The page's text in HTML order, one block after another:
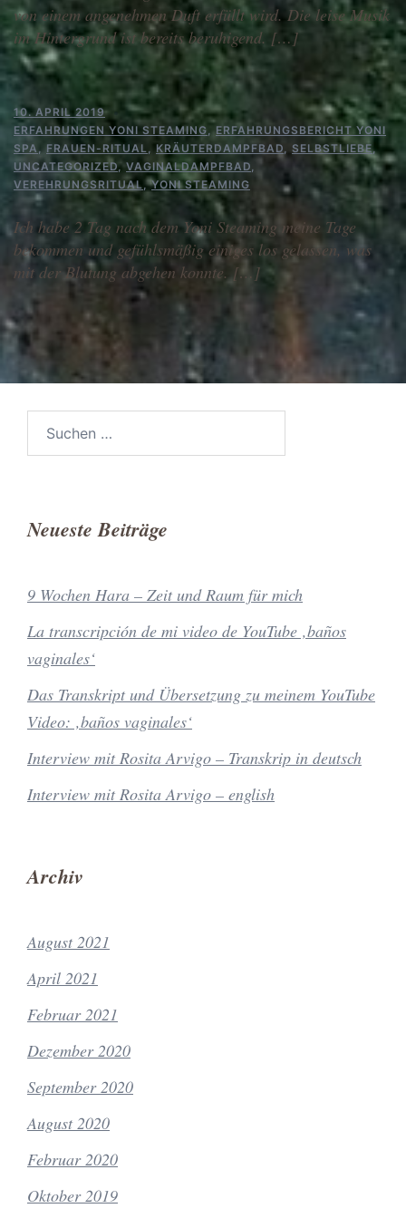
von einem angenehmen Duft erfüllt wird. Die leise Musik
im Hintergrund ist bereits beruhigend. […]
10. APRIL 2019
ERFAHRUNGEN YONI STEAMING,ERFAHRUNGSBERICHT YONI
SPA , FRAUEN-RITUAL, KRÄUTERDAMPFBAD, SELBSTLIEBE,
UNCATEGORIZED, VAGINALDAMPFBAD,
VEREHRUNGSRITUAL,YONI STEAMING
Ich habe 2 Tag nach dem Yoni Steaming meine Tage
bekommen und gefühlsmäßig einiges los gelassen, was
mit der Blutung abgehen konnte. […]
Neueste Beiträge
9 Wochen Hara – Zeit und Raum für mich
La transcripción de mi video de YouTube ‚baños
vaginales‘
Das Transkript und Übersetzung zu meinem YouTube
Video: ‚baños vaginales‘
Interview mit Rosita Arvigo – Transkrip in deutsch
Interview mit Rosita Arvigo – english
Archiv
August 2021
April 2021
Februar 2021
Dezember 2020
September 2020
August 2020
Februar 2020
Oktober 2019